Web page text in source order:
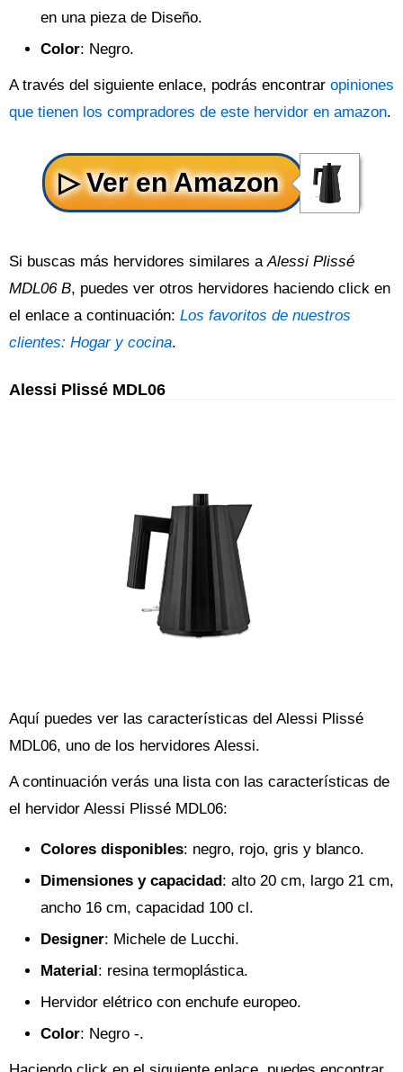
en una pieza de Diseño.
Color: Negro.
A través del siguiente enlace, podrás encontrar opiniones
que tienen los compradores de este hervidor en amazon.
Si buscas más hervidores similares aAlessi Plissé
MDL06 B, puedes ver otros hervidores haciendo click en
el enlace a continuación: Los favoritos de nuestros
clientes: Hogar y cocina.
Alessi Plissé MDL06
Aquí puedes ver las características del Alessi Plissé
MDL06, uno de los hervidores Alessi.
A continuación verás una lista con las características de
el hervidor Alessi Plissé MDL06:
Colores disponibles: negro, rojo, gris y blanco.
Dimensiones y capacidad: alto 20 cm, largo 21 cm,
ancho 16 cm, capacidad 100 cl.
Designer: Michele de Lucchi.
Material: resina termoplástica.
Hervidor elétrico con enchufe europeo.
Color: Negro -.